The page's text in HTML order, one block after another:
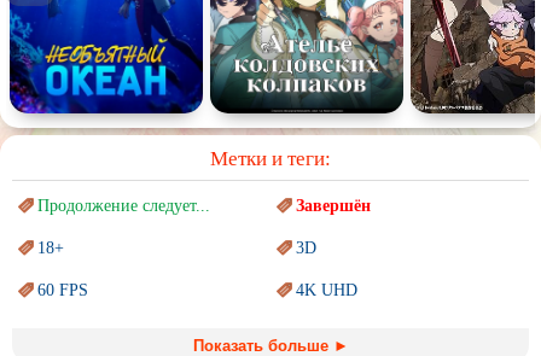
Метки и теги:
Продолжение следует... Завершён
18+ 3D
60 FPS 4K UHD
Показать больше ►